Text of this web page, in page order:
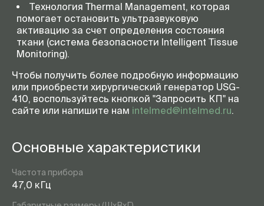
Технология Thermal Management, которая
помогает остановить ультразвуковую
активацию за счет определения состояния
ткани (система безопасности Intelligent Tissue
Monitoring).
Чтобы получить более подробную информацию
или приобрести хирургический генератор USG-
410, воспользуйтесь кнопкой "Запросить КП" на
сайте или напишите нам intelmed@intelmed.ru.
Основные характеристики
Частота прибора
47,0 кГц